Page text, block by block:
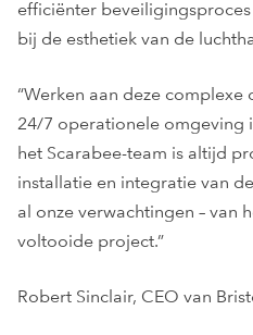
efficiënter
bij de esthetiek van de
“Werken aan deze
24/7 operationele omgeving
het Scarabee-team is altijd
installatie en integratie van
al onze verwachtingen – van
voltooide project.”
Robert Sinclair, CEO van